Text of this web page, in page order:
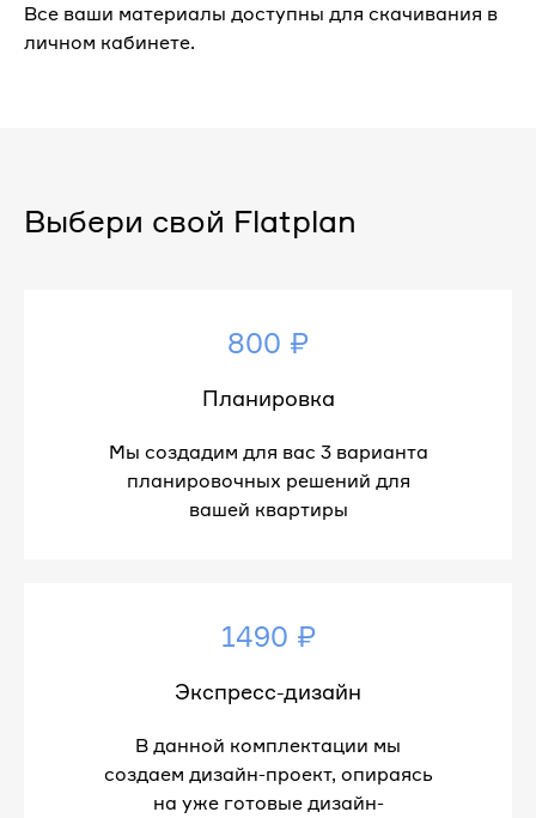
Все ваши материалы доступны для скачивания в
личном кабинете.
Выбери свой Flatplan
800 ₽
Планировка
Мы создадим для вас 3 варианта
планировочных решений для
вашей квартиры
1490 ₽
Экспресс-дизайн
В данной комплектации мы
создаем дизайн-проект, опираясь
на уже готовые дизайн-